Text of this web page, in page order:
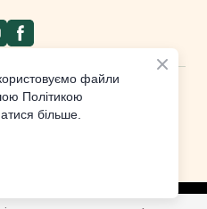
Weblium
файли
Політикою
більше.